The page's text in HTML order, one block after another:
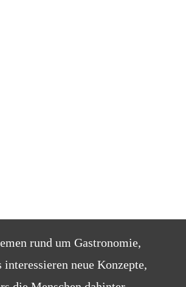
rund um Gastronomie,
neue Konzepte,